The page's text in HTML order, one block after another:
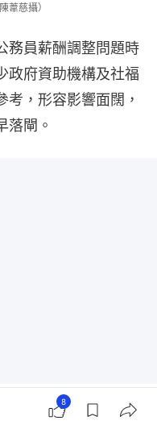
葦慈攝）
務員薪酬調整問題時
政府資助機構及社福
，形容影響面闊，
落閘。
8